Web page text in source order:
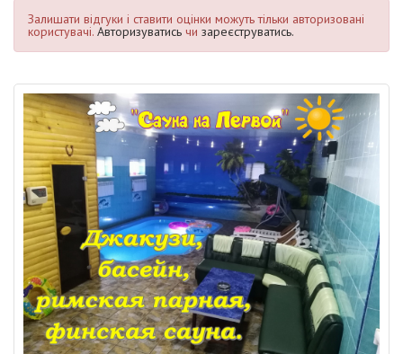
Залишати відгуки і ставити оцінки можуть тільки авторизовані
користувачі. Авторизуватись чи зареєструватись.